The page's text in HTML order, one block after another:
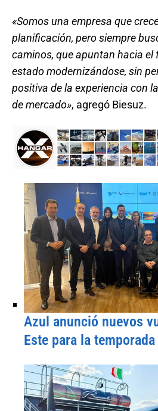
«Somos una empresa que
planificación, pero siempre
caminos, que apuntan hacia el
estado modernizándose, sin
positiva de la experiencia con
de mercado», agregó Biesuz.
Azul anunció nuevos
Este para la